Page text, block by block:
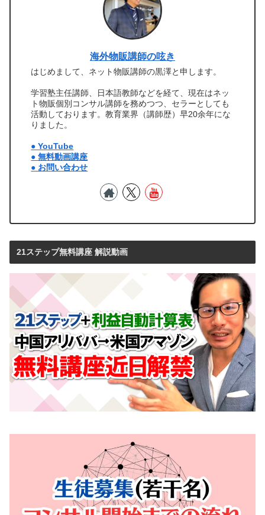
海外物販講師の呟き
はじめまして、ネット物販講師の黒澤と申します。
学習塾主任講師、日本語教師などを経て、現在はネッ
ト物販個別コンサル講師を務めつつ、セラーとしても
活動しております。教育業界（講師歴）早20余年にな
りました。
● YouTube
● 無料動画講座
● お問い合わせ
21ステップ無料講座 解説動画